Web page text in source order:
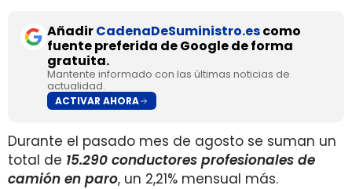
AñadirCadenaDeSuministro.escomo
fuente preferida de Google de forma
gratuita.
Mantente informado con las últimas noticias de
actualidad.
ACTIVAR AHORA
Durante el pasado mes de agosto se suman un
total de 15.290 conductores profesionales de
camión en paro, un 2,21% mensual más.